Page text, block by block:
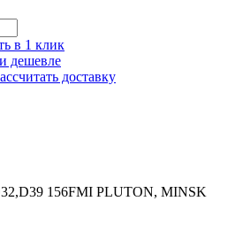
в 1 клик
дешевле
доставку
156FMI PLUTON, MINSK